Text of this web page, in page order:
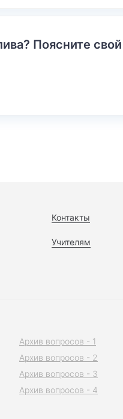
Поясните свой
Контакты
Учителям
Архив вопросов - 1
Архив вопросов - 2
Архив вопросов - 3
Архив вопросов - 4